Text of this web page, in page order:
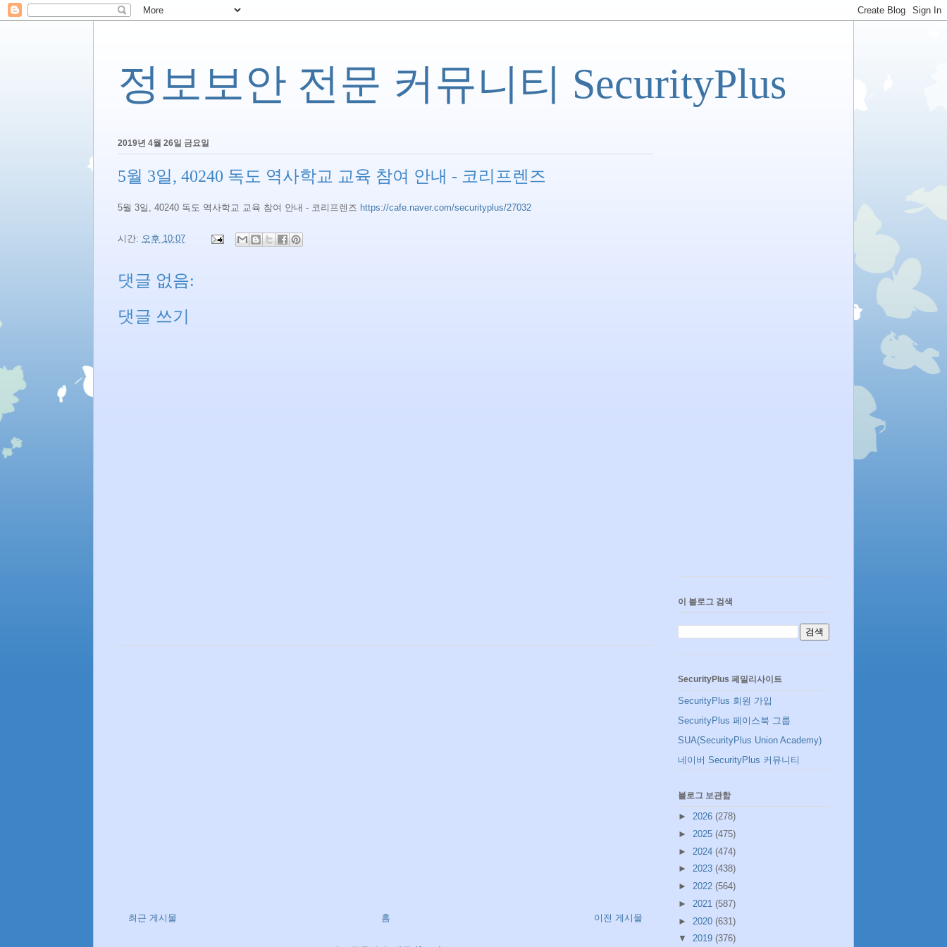
정보보안 전문 커뮤니티 SecurityPlus
2019년 4월 26일 금요일
5월 3일, 40240 독도 역사학교 교육 참여 안내 - 코리프렌즈
5월 3일, 40240 독도 역사학교 교육 참여 안내 - 코리프렌즈 https://cafe.naver.com/securityplus/27032
시간: 오후 10:07
댓글 없음:
댓글 쓰기
최근 게시물 이전 게시물
홈
이 블로그 검색
SecurityPlus 페밀리사이트
SecurityPlus 회원 가입
SecurityPlus 페이스북 그룹
SUA(SecurityPlus Union Academy)
네이버 SecurityPlus 커뮤니티
블로그 보관함
► 2026 (278)
► 2025 (475)
► 2024 (474)
► 2023 (438)
► 2022 (564)
► 2021 (587)
► 2020 (631)
▼ 2019 (376)